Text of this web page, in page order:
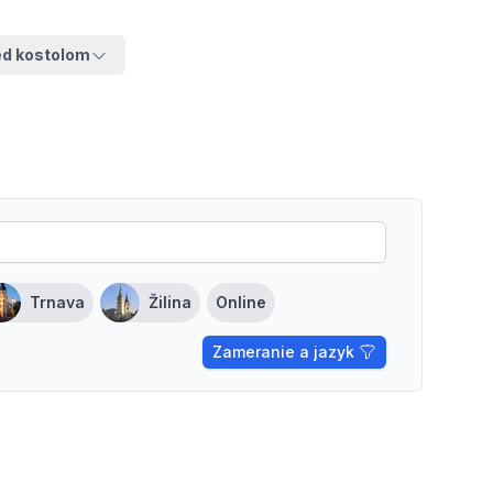
kostolom
Trnava Žilina Online
Zameranie a jazyk